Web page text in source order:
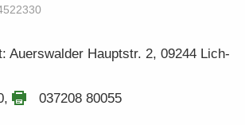
Au­ers­wal­der Haupt­str. 2, 09244 Lich­
, 037208 80055